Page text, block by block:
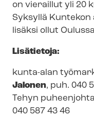
on vieraillut yli 20
Syksyllä Kuntekon
lisäksi ollut
Lisätietoja:
kunta-alan
Jalonen, puh. 040
Tehyn
040 587 43 46